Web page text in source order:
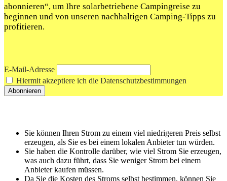
abonnieren“, um Ihre solarbetriebene Campingreise zu
beginnen und von unseren nachhaltigen Camping-Tipps zu
profitieren.
E-Mail-Adresse
Hiermit akzeptiere ich die Datenschutzbestimmungen
Sie‌ können ⁢Ihren‌ Strom zu einem viel‌ niedrigeren Preis selbst
erzeugen, als⁤ Sie es ‌bei einem lokalen Anbieter‌ tun würden.
Sie haben die ⁢Kontrolle‌ darüber,‍ wie viel Strom Sie erzeugen,
was⁣ auch dazu führt, dass Sie weniger Strom bei einem
Anbieter kaufen müssen.
Da Sie die Kosten des ‌Stroms selbst ⁤bestimmen, ‍können Sie